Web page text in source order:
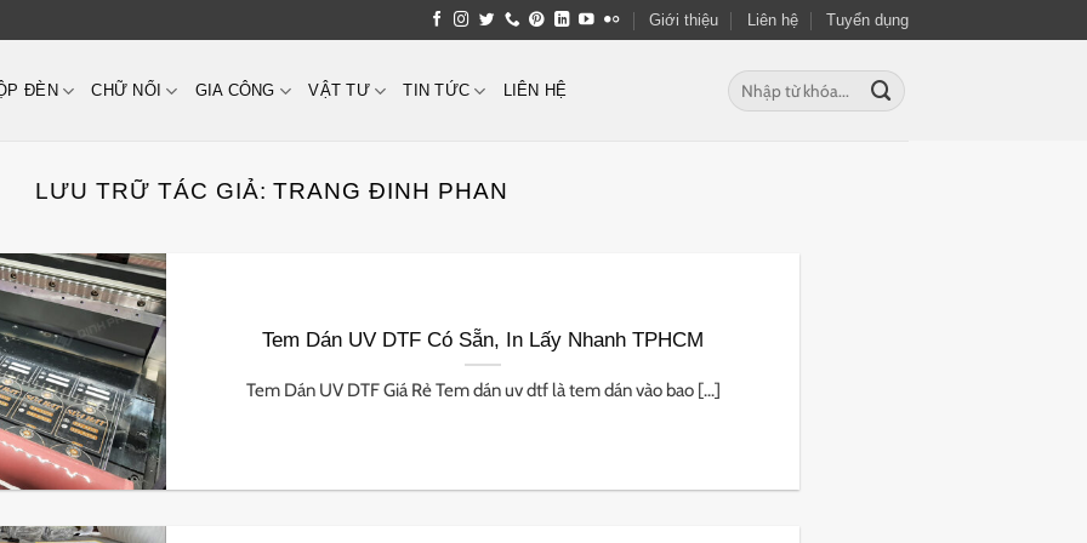
Giới thiệu Liên hệ Tuyển dụng
ĐÈN CHỮ NỔI GIA CÔNG VẬT TƯ TIN TỨC LIÊN HỆ
Tìm
kiếm:
LƯU TRỮ TÁC GIẢ:TRANG ĐINH PHAN
Tem Dán UV DTF Có Sẵn, In Lấy Nhanh TPHCM
Tem Dán UV DTF Giá Rẻ Tem dán uv dtf là tem dán vào bao [...]